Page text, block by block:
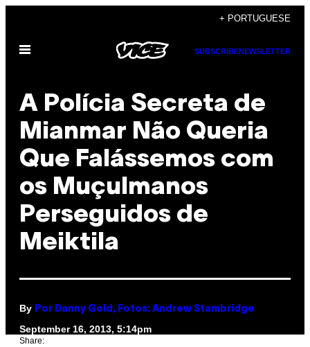
content
+ PORTUGUESE
Open
SUBSCRIBENEWSLETTER
A Polícia Secreta de
Mianmar Não Queria
Que Falássemos com
os Muçulmanos
Perseguidos de
Meiktila
By Por Danny Gold, Fotos: Andrew Stambridge
September 16, 2013, 5:14pm
Share: